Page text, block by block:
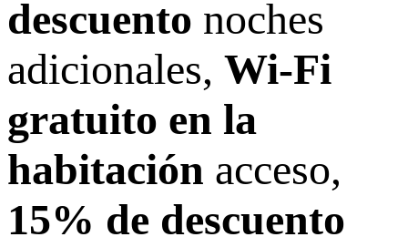
descuento noches
adicionales, Wi-Fi
gratuito en la
habitación acceso,
15% de descuento